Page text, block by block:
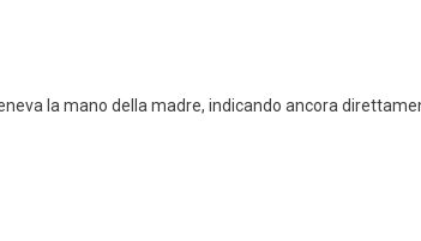
la mano della madre, indicando ancora